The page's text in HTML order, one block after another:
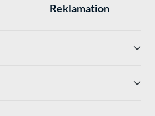
Reklamation